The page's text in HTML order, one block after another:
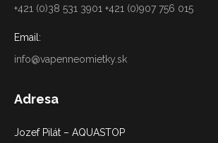
+421 (0)38 531 3901 +421 (0)907 756 015
Email:
info@vapenneomietky.sk
Adresa
Jozef Pilát – AQUASTOP